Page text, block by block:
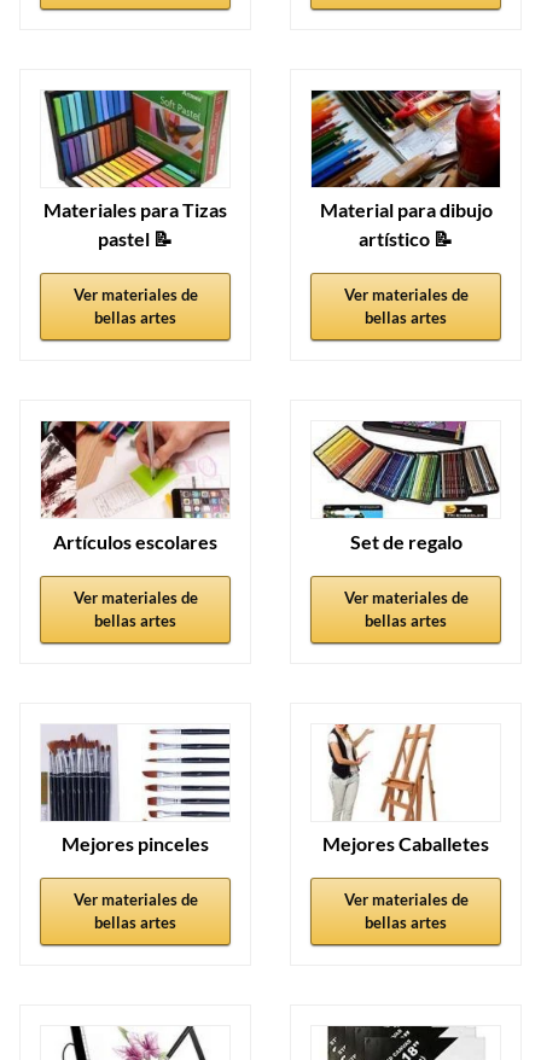
Materiales para Tizas
pastel 📝
Ver materiales de
bellas artes
Material para dibujo
artístico 📝
Ver materiales de
bellas artes
Artículos escolares
Ver materiales de
bellas artes
Set de regalo
Ver materiales de
bellas artes
Mejores pinceles
Ver materiales de
bellas artes
Mejores Caballetes
Ver materiales de
bellas artes